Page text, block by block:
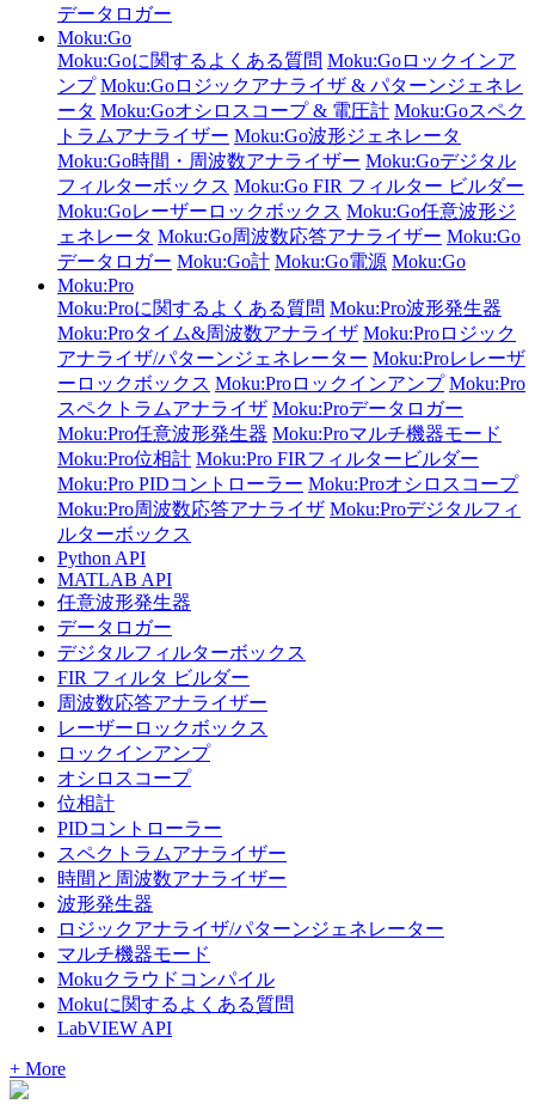
データロガー
Moku:Go
Moku:Goに関するよくある質問 Moku:Goロックインア
ンプ Moku:Goロジックアナライザ & パターンジェネレ
ータ Moku:Goオシロスコープ & 電圧計 Moku:Goスペク
トラムアナライザー Moku:Go波形ジェネレータ
Moku:Go時間・周波数アナライザー Moku:Goデジタル
フィルターボックス Moku:Go FIR フィルター ビルダー
Moku:Goレーザーロックボックス Moku:Go任意波形ジ
ェネレータ Moku:Go周波数応答アナライザー Moku:Go
データロガー Moku:Go計 Moku:Go電源 Moku:Go
Moku:Pro
Moku:Proに関するよくある質問 Moku:Pro波形発生器
Moku:Proタイム&周波数アナライザ Moku:Proロジック
アナライザ/パターンジェネレーター Moku:Proレレーザ
ーロックボックス Moku:Proロックインアンプ Moku:Pro
スペクトラムアナライザ Moku:Proデータロガー
Moku:Pro任意波形発生器 Moku:Proマルチ機器モード
Moku:Pro位相計 Moku:Pro FIRフィルタービルダー
Moku:Pro PIDコントローラー Moku:Proオシロスコープ
Moku:Pro周波数応答アナライザ Moku:Proデジタルフィ
ルターボックス
Python API
MATLAB API
任意波形発生器
データロガー
デジタルフィルターボックス
FIR フィルタ ビルダー
周波数応答アナライザー
レーザーロックボックス
ロックインアンプ
オシロスコープ
位相計
PIDコントローラー
スペクトラムアナライザー
時間と周波数アナライザー
波形発生器
ロジックアナライザ/パターンジェネレーター
マルチ機器モード
Mokuクラウドコンパイル
Mokuに関するよくある質問
LabVIEW API
+ More